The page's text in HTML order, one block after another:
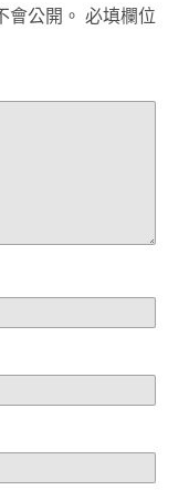
公開。 必填欄位